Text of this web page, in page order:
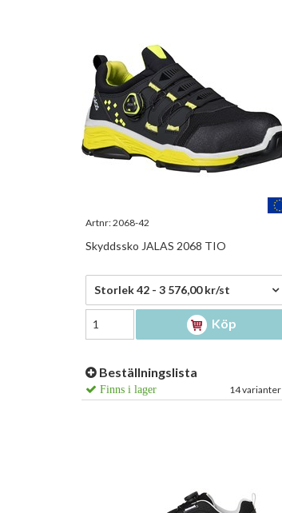
Artnr:2068-42
Skyddssko JALAS 2068 TIO
3 576,00 kr/st
Storlek 42 - 3 576,00 kr/st
Köp
Beställningslista
Finns i lager 14 varianter